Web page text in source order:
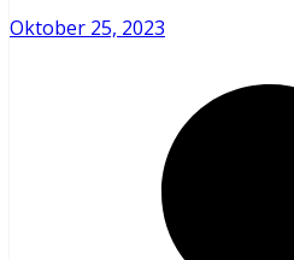
Oktober 25, 2023